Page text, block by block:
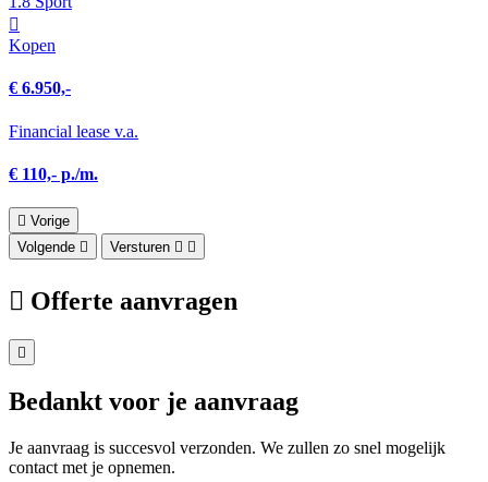
Kopen
€ 6.950,-
Financial lease v.a.
€ 110,- p./m.
Vorige
Volgende
Versturen
Offerte aanvragen
Bedankt voor je aanvraag
Je aanvraag is succesvol verzonden. We zullen zo snel mogelijk
contact met je opnemen.